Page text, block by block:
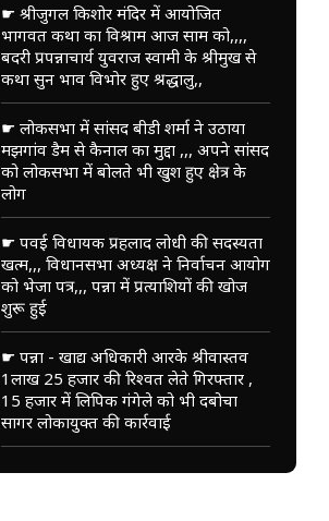
☛ श्रीजुगल किशोर मंदिर में आयोजित
भागवत कथा का विश्राम आज साम को,,,,
बदरी प्रपन्नाचार्य युवराज स्वामी के श्रीमुख से
कथा सुन भाव विभोर हुए श्रद्धालु,,
☛ लोकसभा में सांसद बीडी शर्मा ने उठाया
मझगांव डैम से कैनाल का मुद्दा ,,, अपने सांसद
को लोकसभा में बोलते भी खुश हुए क्षेत्र के
लोग
☛ पवई विधायक प्रहलाद लोधी की सदस्यता
खत्म,,, विधानसभा अध्यक्ष ने निर्वाचन आयोग
को भेजा पत्र,,, पन्ना में प्रत्याशियों की खोज
शुरू हुई
☛ पन्ना - खाद्य अधिकारी आरके श्रीवास्तव
1लाख 25 हजार की रिश्वत लेते गिरफ्तार ,
15 हजार में लिपिक गंगेले को भी दबोचा
सागर लोकायुक्त की कार्रवाई